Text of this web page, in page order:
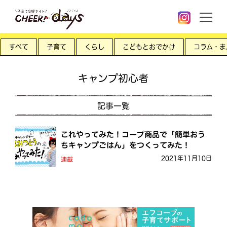
すべて 子育て くらし こどもとおでかけ コラム・
キャンプ初心者
記事一覧
これやってみた！コープ商品で「簡単おう
ちキャンプごはん」をつくってみた！
連載 2021年11月10日